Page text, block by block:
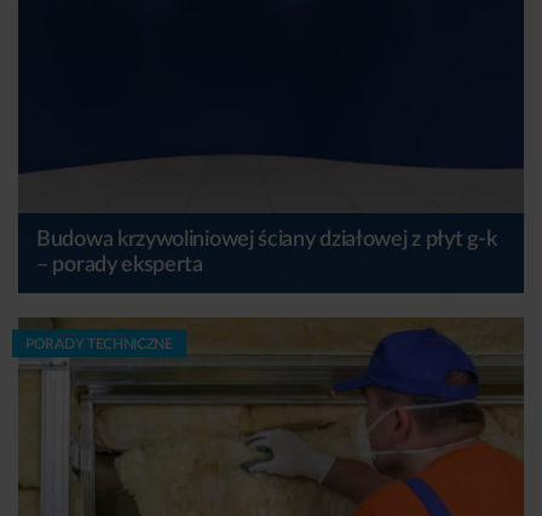
Budowa krzywoliniowej ściany działowej z płyt g-k
– porady eksperta
PORADY TECHNICZNE